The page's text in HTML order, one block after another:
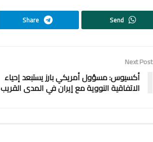
Send
Share
Next Post
أكسيوس: مسؤول أمريكي بارز يستبعد إحياء
الاتفاقية النووية مع إيران في المدى القريب